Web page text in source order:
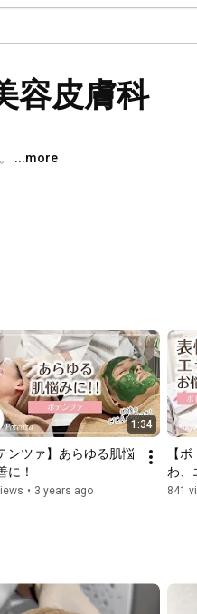
容皮膚科
...more
1:34
ンツァ】あらゆる肌悩
に！
• 3 years ago
【
わ、
841